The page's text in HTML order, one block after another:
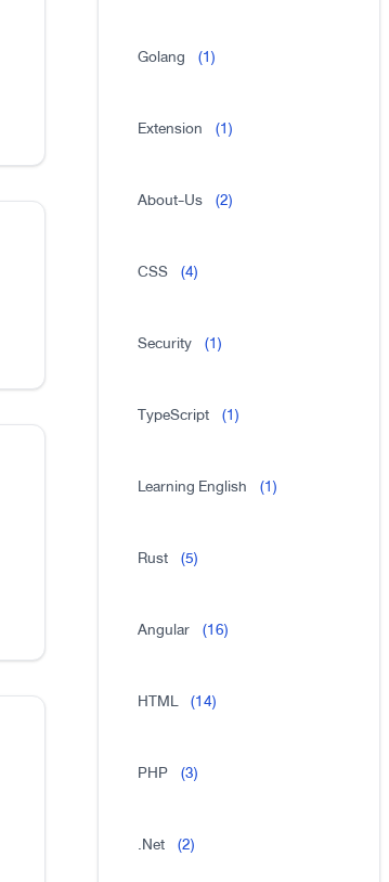
Golang (1)
Extension (1)
About-Us (2)
CSS (4)
Security (1)
TypeScript (1)
Learning English (1)
Rust (5)
Angular (16)
HTML (14)
PHP (3)
.Net (2)